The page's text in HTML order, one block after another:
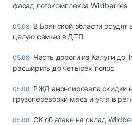
фасад логокомплекса Wildberries
05.08 В Брянской области осудят
целую семью в ДТП
05.08 Часть дороги из Калуги до
расширить до четырех полос
05.08 РЖД анонсировала скидки
грузоперевозки мяса и угля в
05.08 СК об атаке на склад